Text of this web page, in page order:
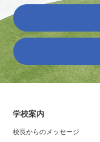
学校案内
校長からのメッセージ